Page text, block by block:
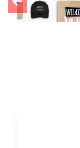
Previous